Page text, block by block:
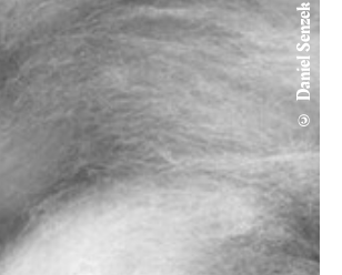
© Daniel Senzek